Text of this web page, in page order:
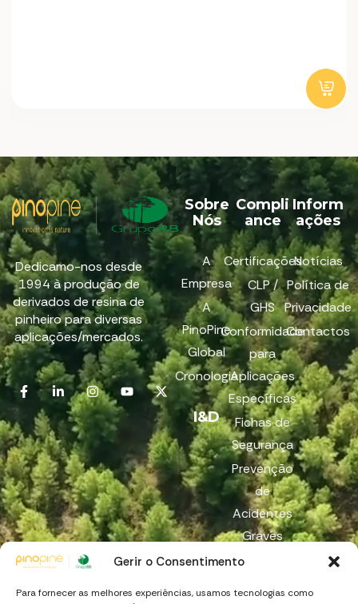
Gerir o Consentimento
Para fornecer as melhores experiências, usamos tecnologias como
Dedicamo-nos desde
1994 à produção de
derivados de resina de
pinheiro para diversas
aplicações/mercados.
Sobre
Nós
A
Empresa
A
PinoPine
Global
Cronologia
I&D
Compli
ance
Certificações
CLP /
GHS
Conformidade
para
Aplicações
Específicas
Fichas de
Segurança
Prevenção
de
Acidentes
Graves
Inform
ações
Notícias
Política de
Privacidade
Contactos